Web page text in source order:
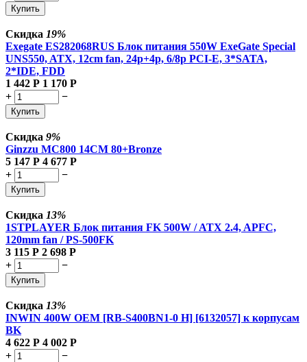
Купить
Скидка 19%
Exegate ES282068RUS Блок питания 550W ExeGate Special
UNS550, ATX, 12cm fan, 24p+4p, 6/8p PCI-E, 3*SATA,
2*IDE, FDD
1 442 Р 1 170 Р
+
−
Купить
Скидка 9%
Ginzzu MC800 14CM 80+Bronze
5 147 Р 4 677 Р
+
−
Купить
Скидка 13%
1STPLAYER Блок питания FK 500W / ATX 2.4, APFC,
120mm fan / PS-500FK
3 115 Р 2 698 Р
+
−
Купить
Скидка 13%
INWIN 400W OEM [RB-S400BN1-0 H] [6132057] к корпусам
BK
4 622 Р 4 002 Р
+
−